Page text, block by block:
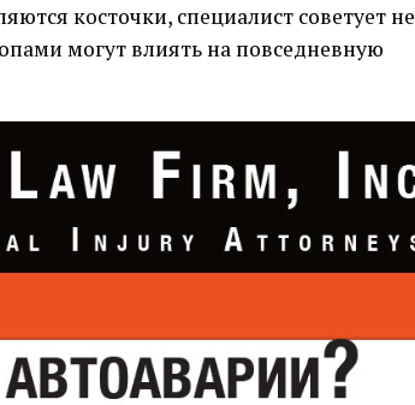
косточки, специалист советует не
могут влиять на повседневную